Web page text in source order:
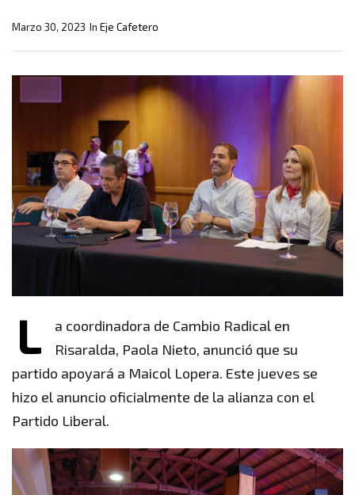
In Eje Cafetero
Marzo 30, 2023
L
a coordinadora de Cambio Radical en
Risaralda, Paola Nieto, anunció que su
partido apoyará a Maicol Lopera. Este jueves se
hizo el anuncio oficialmente de la alianza con el
Partido Liberal.